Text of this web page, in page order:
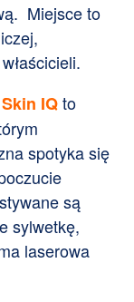
Miejsce to
IQto
spotyka się
są
sylwetkę,
laserowa